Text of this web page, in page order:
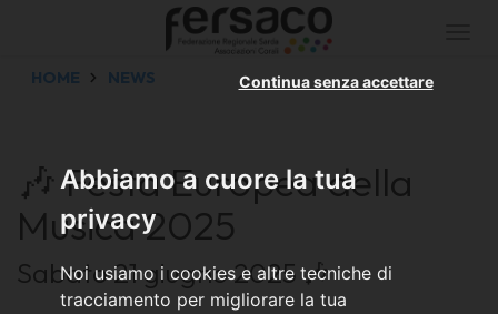
Abbiamo a cuore la tua
privacy
Noi usiamo i cookies e altre tecniche di
tracciamento per migliorare la tua
Continua senza accettare
HOME NEWS
🎶 Festa Europea della
Musica 2025
Sabato 21 giugno 2025 🎶